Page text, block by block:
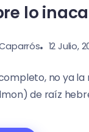
lo
12 Julio,
no ya
de raíz